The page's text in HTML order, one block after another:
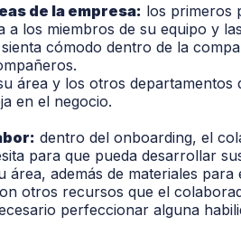
de la empresa: los primeros
los miembros de su equipo y
cómodo dentro de la
área y los otros departamentos
en el negocio.
dentro del onboarding, el
para que pueda desarrollar
además de materiales
otros recursos que el
perfeccionar alguna